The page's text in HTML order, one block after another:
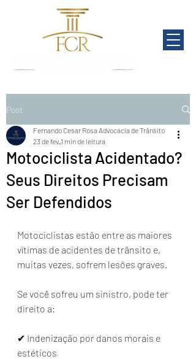
Post
Motociclista Acidentado?
Seus Direitos Precisam
Ser Defendidos
Fernando Cesar Rosa Advocacia de Trânsito
23 de fev. 1 min de leitura
Motociclistas estão entre as maiores
vítimas de acidentes de trânsito e,
muitas vezes, sofrem lesões graves.
Se você sofreu um sinistro, pode ter
direito a:
✔ Indenização por danos morais e
estéticos